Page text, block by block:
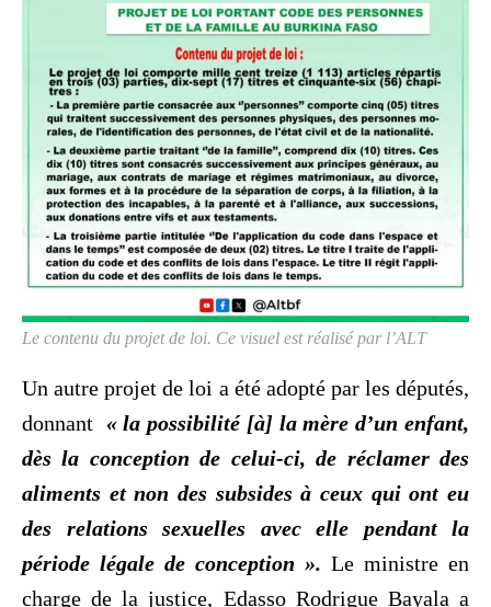
Le contenu du projet de loi. Ce visuel est réalisé par l’ALT
Un autre projet de loi a été adopté par les députés,
donnant « la possibilité [à] la mère d’un enfant,
dès la conception de celui-ci, de réclamer des
aliments et non des subsides à ceux qui ont eu
des relations sexuelles avec elle pendant la
période légale de conception ». Le ministre en
charge de la justice, Edasso Rodrigue Bayala a